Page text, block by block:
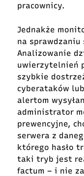
pracownicy.
Jednakże
na sprawdzaniu
Analizowanie
uwierzytelnień
szybkie
cyberataków
alertom
administrator
prewencyjne,
serwera z
którego hasło
taki tryb jest
factum – i nie